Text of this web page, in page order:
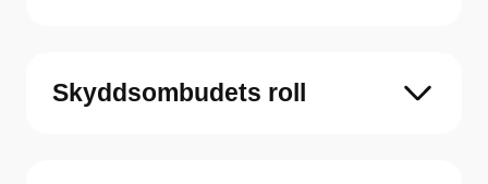
Skyddsombudets roll